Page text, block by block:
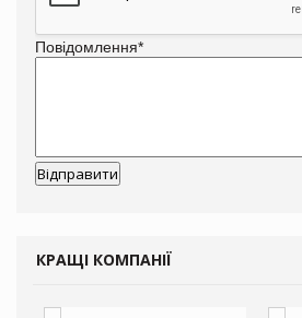
Повідомлення*
КРАЩІ КОМПАНІЇ